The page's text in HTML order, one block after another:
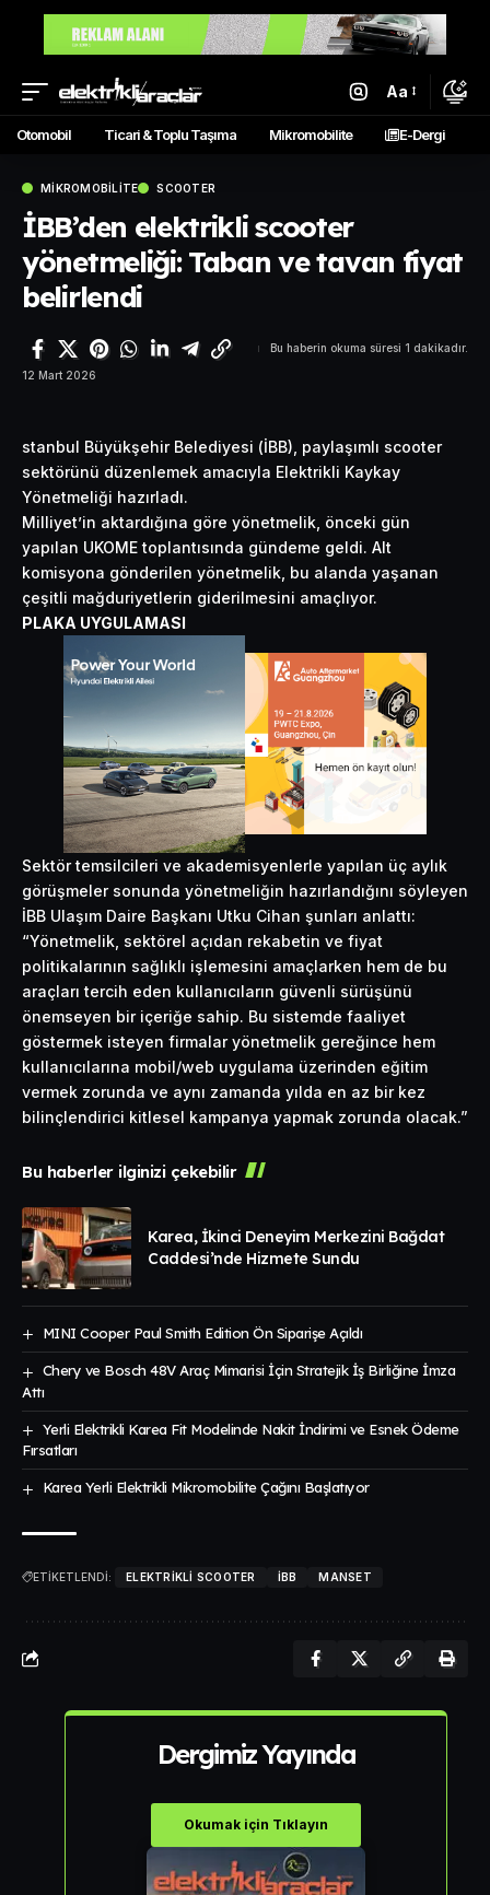
Aa
Otomobil Ticari & Toplu Taşıma Mikromobilite E-Dergi
MIKROMOBILITE SCOOTER
İBB’den elektrikli scooter
yönetmeliği: Taban ve tavan fiyat
belirlendi
12 Mart 2026
Bu haberin okuma süresi 1 dakikadır.
stanbul Büyükşehir Belediyesi (İBB), paylaşımlı scooter
sektörünü düzenlemek amacıyla Elektrikli Kaykay
Yönetmeliği hazırladı.
Milliyet’in aktardığına göre yönetmelik, önceki gün
yapılan UKOME toplantısında gündeme geldi. Alt
komisyona gönderilen yönetmelik, bu alanda yaşanan
çeşitli mağduriyetlerin giderilmesini amaçlıyor.
PLAKA UYGULAMASI
Sektör temsilcileri ve akademisyenlerle yapılan üç aylık
görüşmeler sonunda yönetmeliğin hazırlandığını söyleyen
İBB Ulaşım Daire Başkanı Utku Cihan şunları anlattı:
“Yönetmelik, sektörel açıdan rekabetin ve fiyat
politikalarının sağlıklı işlemesini amaçlarken hem de bu
araçları tercih eden kullanıcıların güvenli sürüşünü
önemseyen bir içeriğe sahip. Bu sistemde faaliyet
göstermek isteyen firmalar yönetmelik gereğince hem
kullanıcılarına mobil/web uygulama üzerinden eğitim
vermek zorunda ve aynı zamanda yılda en az bir kez
bilinçlendirici kitlesel kampanya yapmak zorunda olacak.”
Bu haberler ilginizi çekebilir
Karea, İkinci Deneyim Merkezini Bağdat
Caddesi’nde Hizmete Sundu
MINI Cooper Paul Smith Edition Ön Siparişe Açıldı
Chery ve Bosch 48V Araç Mimarisi İçin Stratejik İş Birliğine İmza
Attı
Yerli Elektrikli Karea Fit Modelinde Nakit İndirimi ve Esnek Ödeme
Fırsatları
Karea Yerli Elektrikli Mikromobilite Çağını Başlatıyor
ETİKETLENDİ: ELEKTRIKLI SCOOTER IBB MANSET
Dergimiz Yayında
Okumak için Tıklayın